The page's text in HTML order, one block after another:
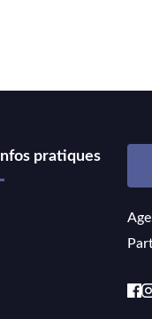
Infos pratiques